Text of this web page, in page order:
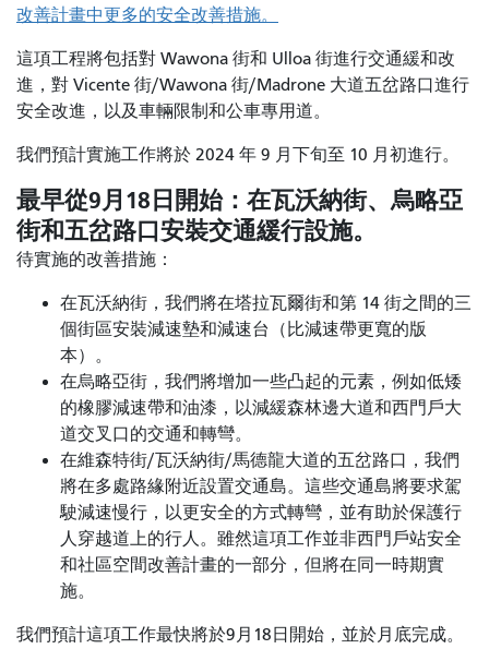
改善計畫中更多的安全改善措施。
這項工程將包括對 Wawona 街和 Ulloa 街進行交通緩和改
進，對 Vicente 街/Wawona 街/Madrone 大道五岔路口進行
安全改進，以及車輛限制和公車專用道。
我們預計實施工作將於 2024 年 9 月下旬至 10 月初進行。
最早從9月18日開始：在瓦沃納街、烏略亞
街和五岔路口安裝交通緩行設施。
待實施的改善措施：
在瓦沃納街，我們將在塔拉瓦爾街和第 14 街之間的三
個街區安裝減速墊和減速台（比減速帶更寬的版
本）。
在烏略亞街，我們將增加一些凸起的元素，例如低矮
的橡膠減速帶和油漆，以減緩森林邊大道和西門戶大
道交叉口的交通和轉彎。
在維森特街/瓦沃納街/馬德龍大道的五岔路口，我們
將在多處路緣附近設置交通島。這些交通島將要求駕
駛減速慢行，以更安全的方式轉彎，並有助於保護行
人穿越道上的行人。雖然這項工作並非西門戶站安全
和社區空間改善計畫的一部分，但將在同一時期實
施。
我們預計這項工作最快將於9月18日開始，並於月底完成。